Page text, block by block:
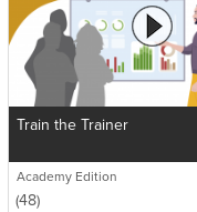
Train the Trainer
Academy Edition
(48)